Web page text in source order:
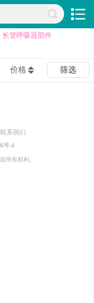
长管呼吸器部件
价格 筛选
联系我们
号-4
所有权利。